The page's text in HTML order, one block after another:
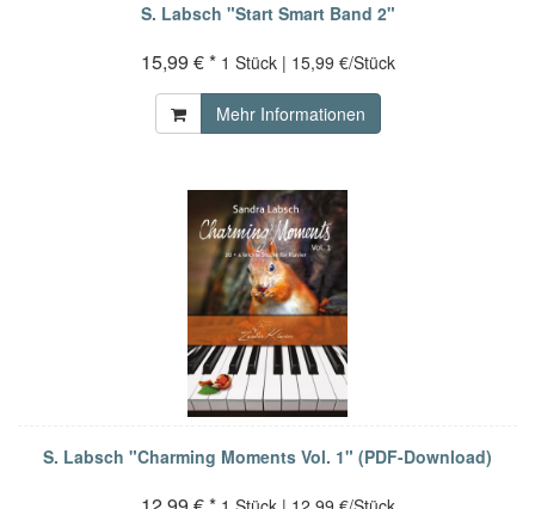
S. Labsch "Start Smart Band 2"
15,99 € * 1 Stück | 15,99 €/Stück
Mehr Informationen
S. Labsch "Charming Moments Vol. 1" (PDF-Download)